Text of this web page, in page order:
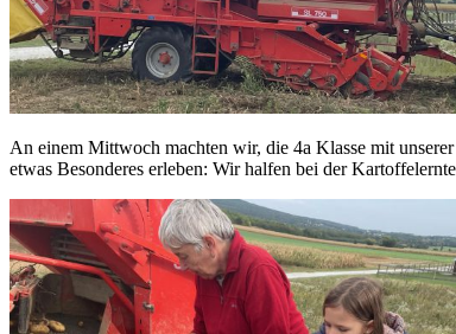
An einem Mittwoch machten wir, die 4a Klasse mit
etwas Besonderes erleben: Wir halfen bei der